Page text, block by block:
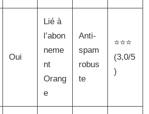
Oui
Lié à
l’abon
neme
nt
Orang
e
Anti-
spam
robus
te
⭐⭐⭐
(3,0/5
)